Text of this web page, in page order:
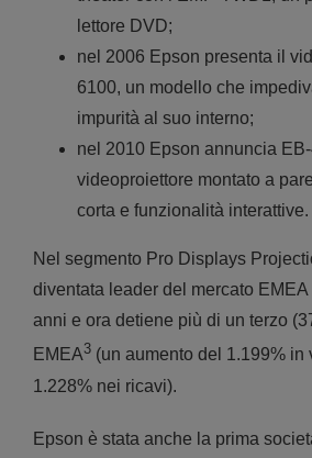
lettore DVD;
nel 2006 Epson presenta il
6100, un modello che
impurità al suo interno;
nel 2010 Epson annuncia
videoproiettore montato a
corta e funzionalità interattive.
Nel segmento Pro Displays
diventata leader del mercato
anni e ora detiene più di un terzo
EMEA3(un aumento del 1.199% in
1.228% nei ricavi).
Epson è stata anche la prima